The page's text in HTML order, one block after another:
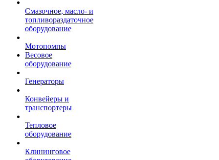
Смазочное, масло- и
топливораздаточное
оборудование
Мотопомпы
Весовое
оборудование
Генераторы
Конвейеры и
транспортеры
Тепловое
оборудование
Клининговое